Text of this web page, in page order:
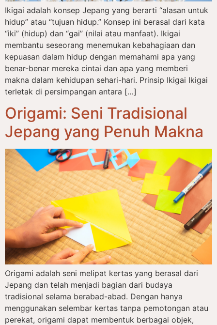
Ikigai adalah konsep Jepang yang berarti “alasan untuk
hidup” atau “tujuan hidup.” Konsep ini berasal dari kata
“iki” (hidup) dan “gai” (nilai atau manfaat). Ikigai
membantu seseorang menemukan kebahagiaan dan
kepuasan dalam hidup dengan memahami apa yang
benar-benar mereka cintai dan apa yang memberi
makna dalam kehidupan sehari-hari. Prinsip Ikigai Ikigai
terletak di persimpangan antara […]
Origami: Seni Tradisional
Jepang yang Penuh Makna
Origami adalah seni melipat kertas yang berasal dari
Jepang dan telah menjadi bagian dari budaya
tradisional selama berabad-abad. Dengan hanya
menggunakan selembar kertas tanpa pemotongan atau
perekat, origami dapat membentuk berbagai objek,